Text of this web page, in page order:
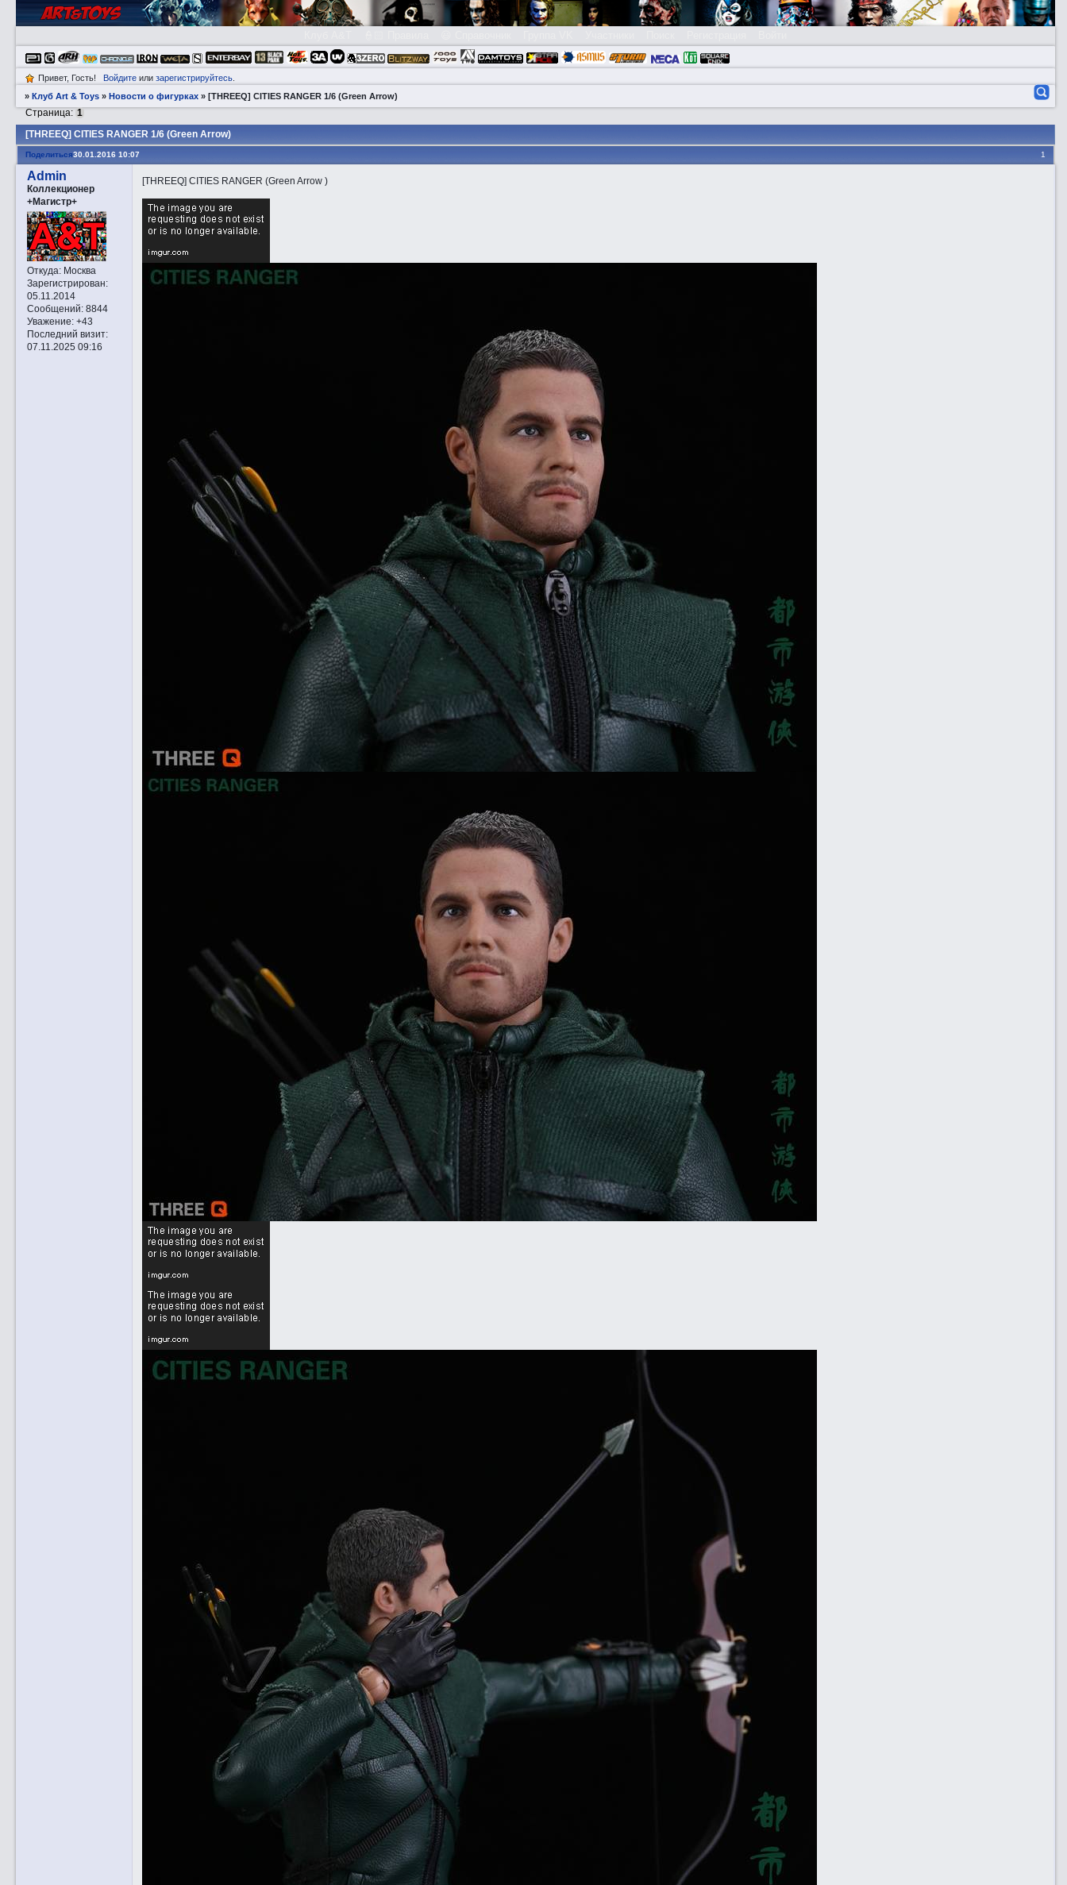
Привет, Гость! Войдитеили зарегистрируйтесь.
»Клуб Art & Toys »­Новости о фигурках »[THREEQ] CITIES RANGER 1/6 (Green Arrow)
[THREEQ] CITIES RANGER 1/6 (Green Arrow)
Страница: 1
Поделиться 1
30.01.2016 10:07
Admin
Коллекционер
+Магистр+
Откуда:Москва
Зарегистрирован:
05.11.2014
Сообщений:8844
Уважение: +43
Последний визит:
07.11.2025 09:16
[THREEQ] CITIES RANGER (Green Arrow )